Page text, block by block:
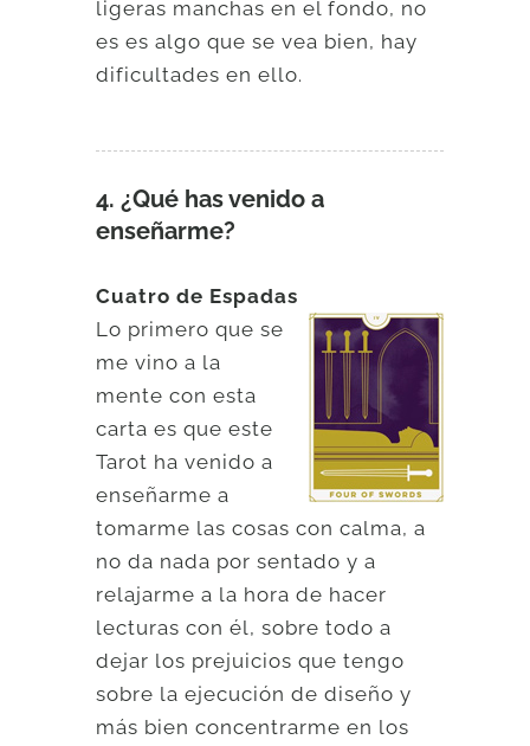
ligeras manchas en el fondo, no
es es algo que se vea bien, hay
dificultades en ello.
4. ¿Qué has venido a
enseñarme?
Cuatro de Espadas
Lo primero que se
me vino a la
mente con esta
carta es que este
Tarot ha venido a
enseñarme a
tomarme las cosas con calma, a
no da nada por sentado y a
relajarme a la hora de hacer
lecturas con él, sobre todo a
dejar los prejuicios que tengo
sobre la ejecución de diseño y
más bien concentrarme en los